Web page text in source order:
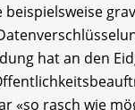
hat an den
«so rasch wie